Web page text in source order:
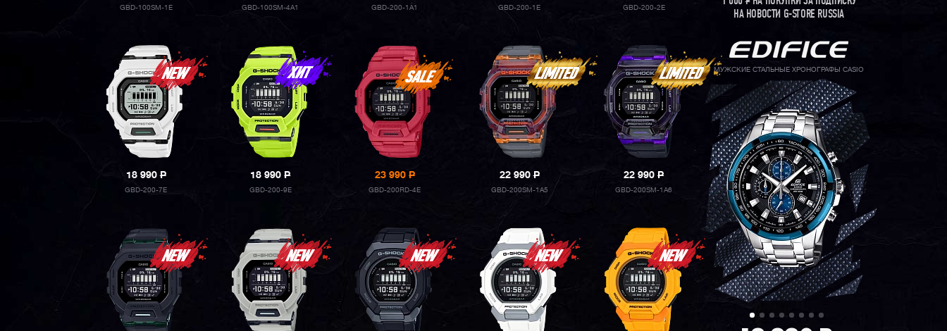
GBD-100SM-1E GBD-100SM-4A1 GBD-200-1A1 GBD-200-1E GBD-200-2E
18 990P
GBD-200-7E
18 990P
GBD-200-9E
23 990 P
GBD-200RD-4E
22 990P
GBD-200SM-1A5
22 990P
GBD-200SM-1A6
НА НОВОСТИ G-STORE RUSSIA
МУЖСКИЕ СТАЛЬНЫЕ ХРОНОГРАФЫ CASIO